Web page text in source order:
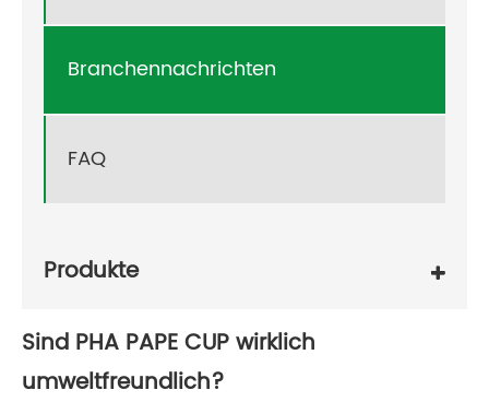
Branchennachrichten
FAQ
Produkte
Sind PHA PAPE CUP wirklich
umweltfreundlich?